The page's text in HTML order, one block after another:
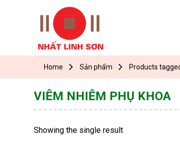
Home Sản phẩm Products
VIÊM NHIÊM PHỤ KHOA
Showing the single result